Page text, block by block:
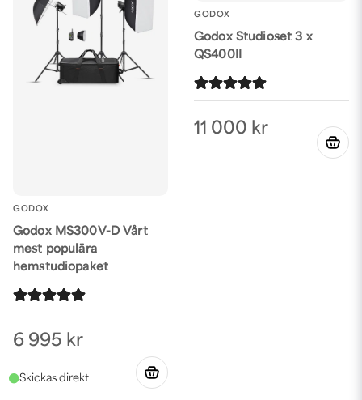
GODOX
Godox MS300V-D Vårt
mest populära
hemstudiopaket
6 995 kr
GODOX
Godox Studioset 3 x
QS400II
11 000 kr